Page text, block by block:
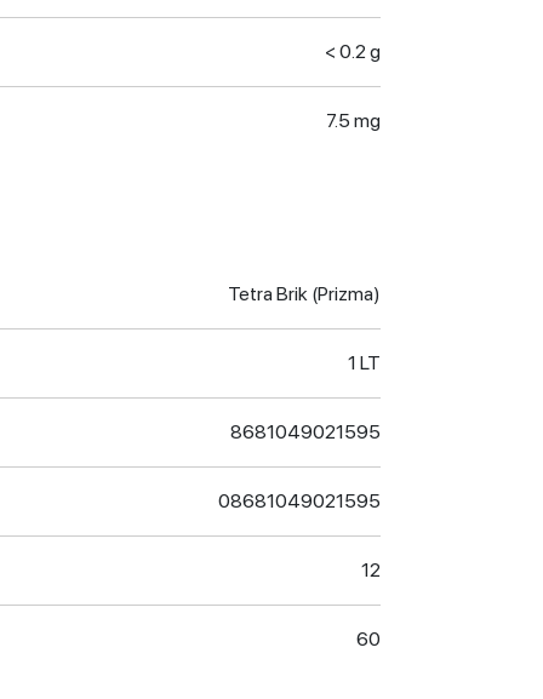
< 0.2 g
7.5 mg
Tetra Brik (Prizma)
1 LT
8681049021595
08681049021595
12
60